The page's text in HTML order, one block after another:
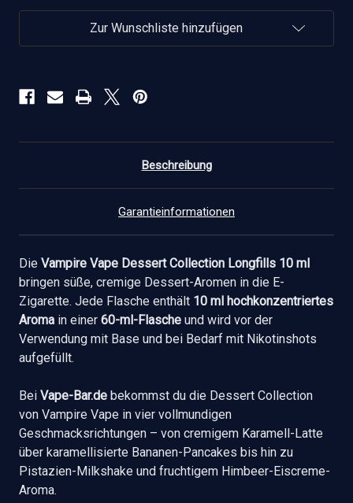
10
ml
10
ml
erhöhen
Zur Wunschliste hinzufügen
Beschreibung
Garantieinformationen
Die Vampire Vape Dessert Collection Longfills 10 ml
bringen süße, cremige Dessert-Aromen in die E-
Zigarette. Jede Flasche enthält 10 ml hochkonzentriertes
Aroma in einer 60-ml-Flasche und wird vor der
Verwendung mit Base und bei Bedarf mit Nikotinshots
aufgefüllt.
Bei Vape-Bar.de bekommst du die Dessert Collection
von Vampire Vape in vier vollmundigen
Geschmacksrichtungen – von cremigem Karamell-Latte
über karamellisierte Bananen-Pancakes bis hin zu
Pistazien-Milkshake und fruchtigem Himbeer-Eiscreme-
Aroma.